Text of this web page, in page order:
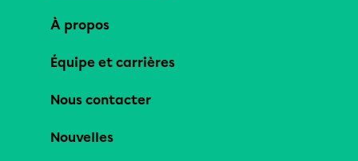
À propos
Équipe et carrières
Nous contacter
Nouvelles